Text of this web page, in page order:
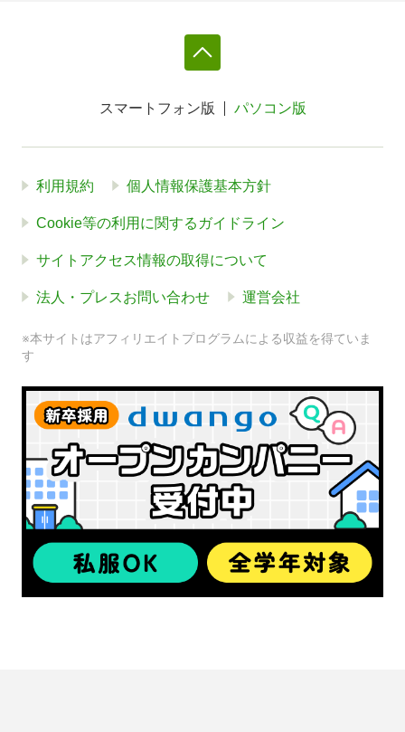
スマートフォン版 パソコン版
利用規約 個人情報保護基本方針
Cookie等の利用に関するガイドライン
サイトアクセス情報の取得について
法人・プレスお問い合わせ 運営会社
※本サイトはアフィリエイトプログラムによる収益を得ていま
す